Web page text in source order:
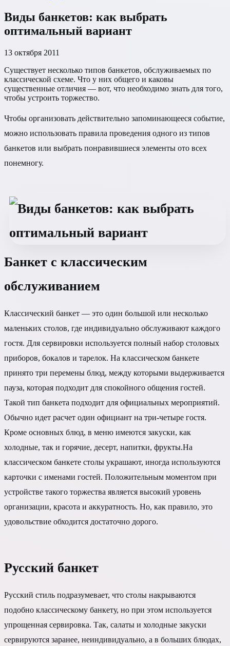
Виды банкетов: как выбрать
оптимальный вариант
13 октября 2011
Существует несколько типов банкетов, обслуживаемых по
классической схеме. Что у них общего и каковы
существенные отличия — вот, что необходимо знать для того,
чтобы устроить торжество.
Чтобы организовать действительно запоминающееся событие,
можно использовать правила проведения одного из типов
банкетов или выбрать понравившиеся элементы ото всех
понемногу.
Банкет с классическим
обслуживанием
Классический банкет — это один большой или несколько
маленьких столов, где индивидуально обслуживают каждого
гостя. Для сервировки используется полный набор столовых
приборов, бокалов и тарелок. На классическом банкете
принято три перемены блюд, между которыми выдерживается
пауза, которая подходит для спокойного общения гостей.
Такой тип банкета подходит для официальных мероприятий.
Обычно идет расчет один официант на три-четыре гостя.
Кроме основных блюд, в меню имеются закуски, как
холодные, так и горячие, десерт, напитки, фрукты.На
классическом банкете столы украшают, иногда используются
карточки с именами гостей. Положительным моментом при
устройстве такого торжества является высокий уровень
организации, красота и аккуратность. Но, как правило, это
удовольствие обходится достаточно дорого.
Русский банкет
Русский стиль подразумевает, что столы накрываются
подобно классическому банкету, но при этом используется
упрощенная сервировка. Так, салаты и холодные закуски
сервируются заранее, неиндивидуально, а в больших блюдах,